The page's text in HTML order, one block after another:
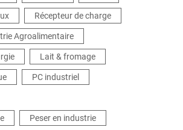
Récepteur de charge
Agroalimentaire
Lait & fromage
PC industriel
Peser en industrie